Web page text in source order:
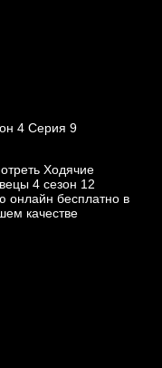
4 Серия 9